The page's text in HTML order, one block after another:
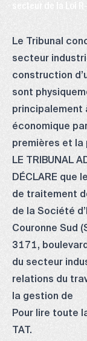
Le Tribunal
secteur
construction
sont
principalement
économique
premières et
LE TRIBUNAL
DÉCLARE que
de traitement
de la Société
Couronne Sud
3171,
du secteur
relations du
la gestion de
Pour lire toute
TAT.